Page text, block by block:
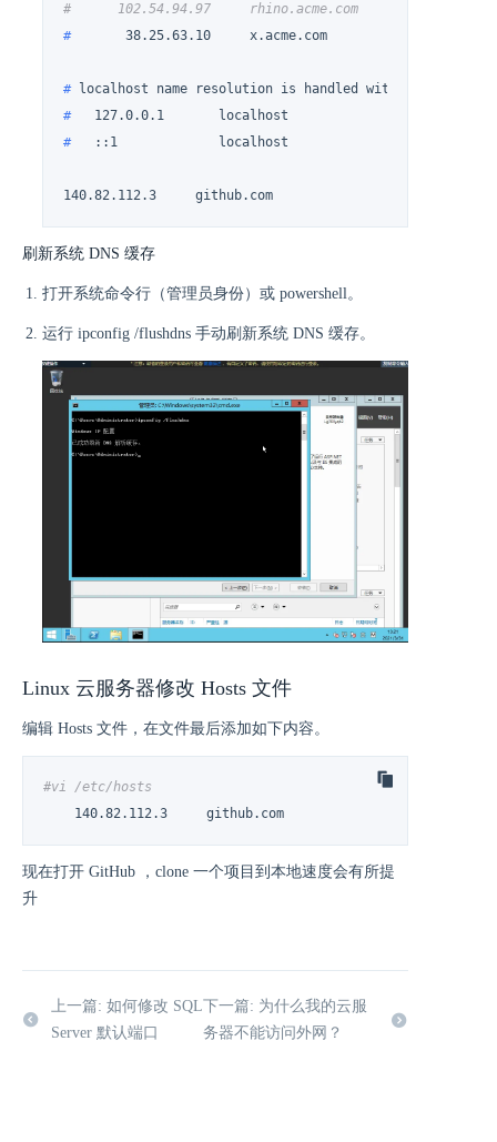
#      102.54.94.97     rhino.acme.com          #
#
      38.25.63.10     x.acme.com
# localhost name resolution is handled within DNS
#
  127.0.0.1       localhost
#
  ::1             localhost
140.82.112.3     github.com
刷新系统 DNS 缓存
打开系统命令行（管理员身份）或 powershell。
运行 ipconfig /flushdns 手动刷新系统 DNS 缓存。
Linux 云服务器修改 Hosts 文件
编辑 Hosts 文件，在文件最后添加如下内容。
#vi /etc/hosts
    140.82.112.3     github.com
现在打开 GitHub ，clone 一个项目到本地速度会有所提
升
上一篇: 如何修改 SQL
Server 默认端口
下一篇: 为什么我的云服
务器不能访问外网？